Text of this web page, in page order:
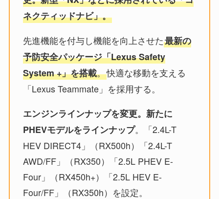
ネクティッドナビ」。
先進機能を付与し機能を向上させた最新の
予防安全パッケージ「Lexus Safety
System +」を搭載。快適な移動を支える
「Lexus Teammate」を採用する。
エンジンラインナップを変更。新たに
PHEVモデルをラインナップ。「2.4L-T
HEV DIRECT4」（RX500h）「2.4L-T
AWD/FF」（RX350）「2.5L PHEV E-
Four」（RX450h+）「2.5L HEV E-
Four/FF」（RX350h）を設定。